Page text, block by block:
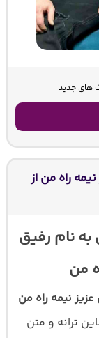
های جدید
راه من از
به نام رفیق
من
نیمه راه من
ترانه و متن